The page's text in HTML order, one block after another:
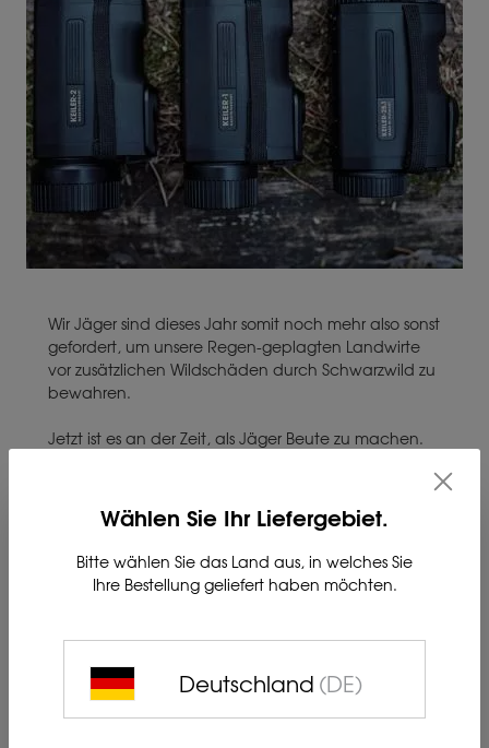
Wir Jäger sind dieses Jahr somit noch mehr also sonst
gefordert, um unsere Regen-geplagten Landwirte
vor zusätzlichen Wildschäden durch Schwarzwild zu
bewahren.
Jetzt ist es an der Zeit, als Jäger Beute zu machen.
Nie war das Anpirschen und Ansprechen so
kompakt und detailreich wie mit den neuen KEILER
Wärmebildgeräten von LIEMKE. Und grade weil
dieses Jahr uns mal wieder gezeigt hat, wie wichtig
gute Wärmebildgeräte bei der Jagd sind, wollen wir
beschäftigen."
Wählen Sie Ihr Liefergebiet.
Bitte wählen Sie das Land aus, in welches Sie
Ihre Bestellung geliefert haben möchten.
Deutschland (DE)